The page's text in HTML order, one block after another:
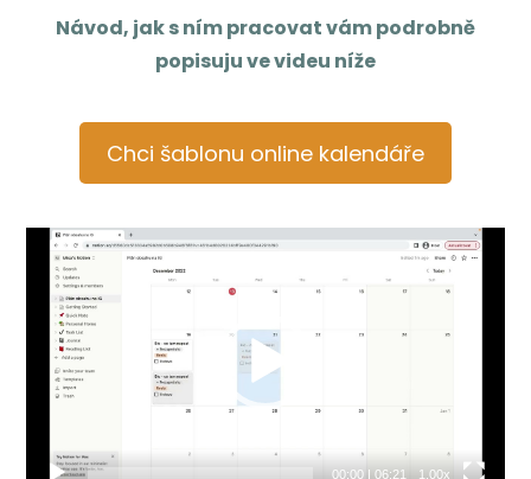
Návod, jak s ním pracovat vám podrobně
popisuju ve videu níže
Chci šablonu online kalendáře
Video
přehrávač
00:00| 06:21 1.00x